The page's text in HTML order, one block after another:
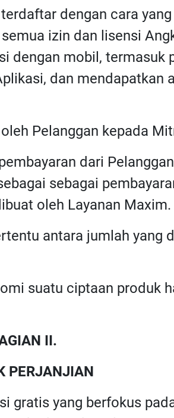
dengan cara
izin dan lisensi
dengan mobil, termasuk
dan mendapatkan
Pelanggan kepada
dari
sebagai
oleh Layanan Maxim.
antara jumlah yang
suatu ciptaan produk
II.
PERJANJIAN
gratis yang berfokus